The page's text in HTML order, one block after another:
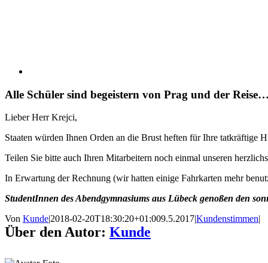
Alle Schüler sind begeistern von Prag und der
Lieber Herr Krejci,
Staaten würden Ihnen Orden an die Brust heften für Ihre tatkräftige
Teilen Sie bitte auch Ihren Mitarbeitern noch einmal unseren
In Erwartung der Rechnung (wir hatten einige Fahrkarten mehr
StudentInnen des Abendgymnasiums aus Lübeck genoßen den
Von Kunde|2018-02-20T18:30:20+01:009.5.2017|Kundenstimmen|
Über den Autor: Kunde